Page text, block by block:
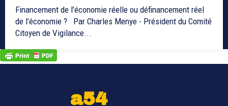
Financement de l’économie réelle ou définancement réel
de l’économie ? Par Charles Menye - Président du Comité
Citoyen de Vigilance...
a54